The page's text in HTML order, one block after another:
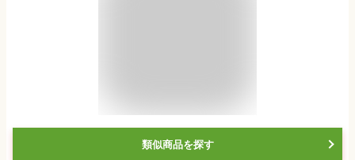
類似商品を探す